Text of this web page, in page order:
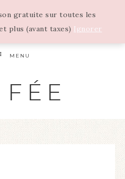
gratuite sur toutes les
plus (avant taxes) Ignorer
MENU